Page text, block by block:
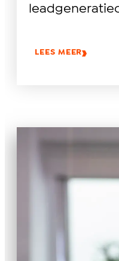
LEES MEER